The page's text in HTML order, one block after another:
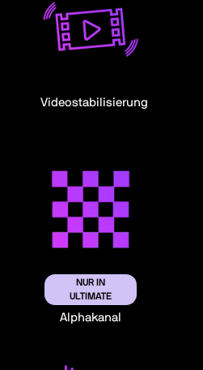
Videostabilisierung
NUR IN
ULTIMATE
Alphakanal